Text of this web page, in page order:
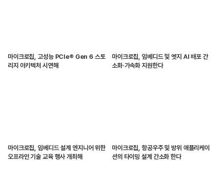
마이크로칩, 고성능 PCIe® Gen 6 스토
리지 아키텍처 시연해
마이크로칩, 임베디드 및 엣지 AI 배포 간
소화·가속화 지원한다
마이크로칩, 임베디드 설계 엔지니어 위한
오프라인 기술 교육 행사 개최해
마이크로칩, 항공우주 및 방위 애플리케이
션의 타이밍 설계 간소화 한다